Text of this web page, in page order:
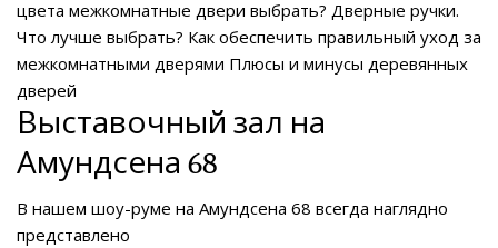
цвета межкомнатные двери выбрать? Дверные ручки.
Что лучше выбрать? Как обеспечить правильный уход за
межкомнатными дверями Плюсы и минусы деревянных
дверей
Выставочный зал на
Амундсена 68
В нашем шоу-руме на Амундсена 68 всегда наглядно
представлено